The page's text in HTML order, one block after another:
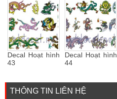
Decal Hoạt hình
43
Decal Hoạt hình
44
THÔNG TIN LIÊN HỆ